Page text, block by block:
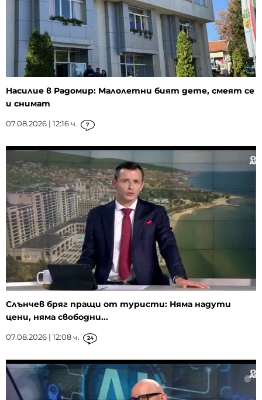
Насилие в Радомир: Малолетни бият дете, смеят се
и снимат
07.08.2026 | 12:16 ч. 7
Слънчев бряг пращи от туристи: Няма надути
цени, няма свободни...
07.08.2026 | 12:08 ч. 24